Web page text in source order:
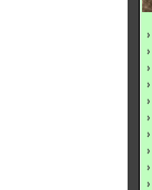
›
›
›
›
›
›
›
›
›
›